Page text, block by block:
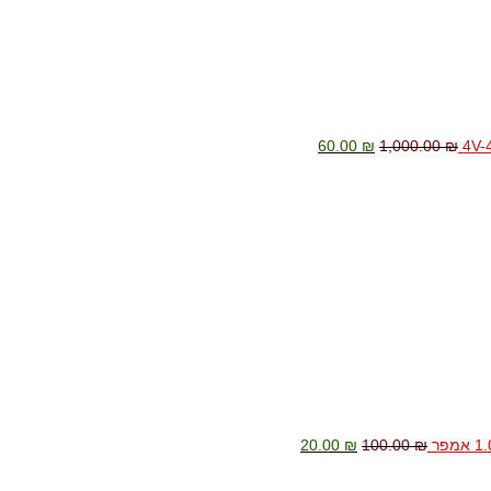
1,000.00₪
60.00 ₪
100.00₪
20.00 ₪